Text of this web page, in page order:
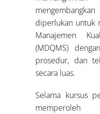
diperlukan untuk
Manajemen
(MDQMS)
prosedur, dan
secara luas.
Selama kursus
memperoleh